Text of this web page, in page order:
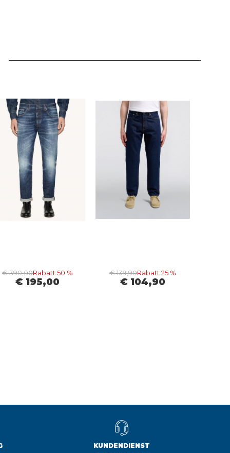
€ 390,00Rabatt 50 %
€ 195,00
€ 139,90Rabatt 25 %
€ 104,90
KUNDENDIENST